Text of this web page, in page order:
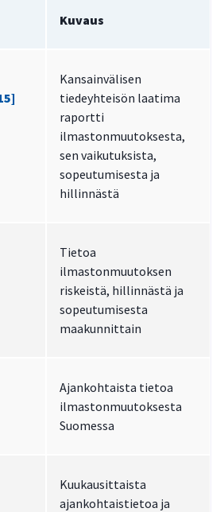
Kuvaus
Kansainvälisen
tiedeyhteisön laatima
raportti
ilmastonmuutoksesta,
sen vaikutuksista,
sopeutumisesta ja
hillinnästä
Tietoa
ilmastonmuutoksen
riskeistä, hillinnästä ja
sopeutumisesta
maakunnittain
Ajankohtaista tietoa
ilmastonmuutoksesta
Suomessa
Kuukausittaista
ajankohtaistietoa ja